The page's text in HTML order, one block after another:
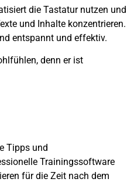
die Tastatur nutzen und
und Inhalte konzentrieren.
entspannt und effektiv.
denn er ist
Tipps und
Trainingssoftware
für die Zeit nach dem